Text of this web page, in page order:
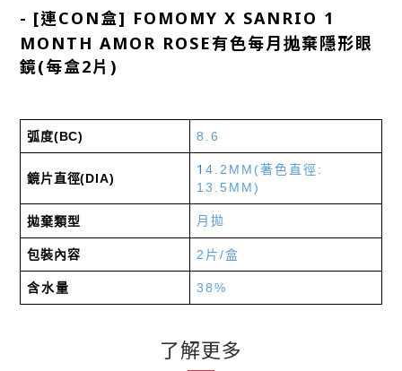
- [連CON盒] FOMOMY X SANRIO 1
MONTH AMOR ROSE有色每月抛棄隱形眼
鏡(每盒2片)
弧度(BC) 8.6
鏡片直徑(DIA)
14.2MM(著色直徑:
13.5MM)
拋棄類型 月拋
包裝內容 2 片/盒
含水量 38%
了解更多